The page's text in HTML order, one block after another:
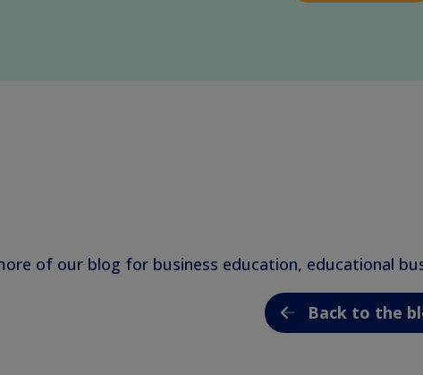
of our blog for business education, educational
Back to the